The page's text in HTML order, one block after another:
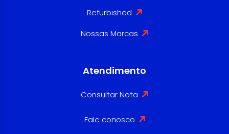
Refurbished
Nossas Marcas
Atendimento
Consultar Nota
Fale conosco